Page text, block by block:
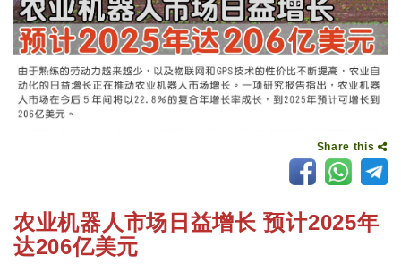
Share this
农业机器人市场日益增长 预计2025年
达206亿美元